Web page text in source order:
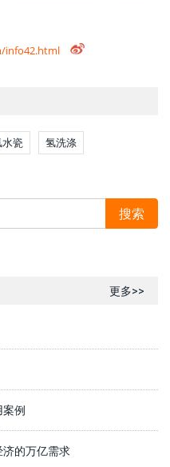
info42.html
水瓷 氢洗涤
更多>>
例
的万亿需求